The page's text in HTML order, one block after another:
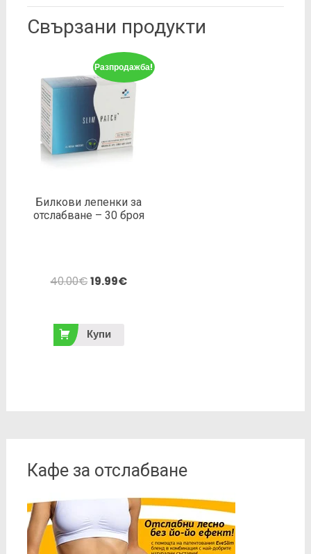
Свързани продукти
Разпродажба!
Билкови лепенки за
отслабване – 30 броя
40.00€19.99€
Купи
Кафе за отслабване